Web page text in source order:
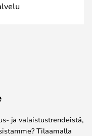
ja valaistustrendeistä,
Tilaamalla